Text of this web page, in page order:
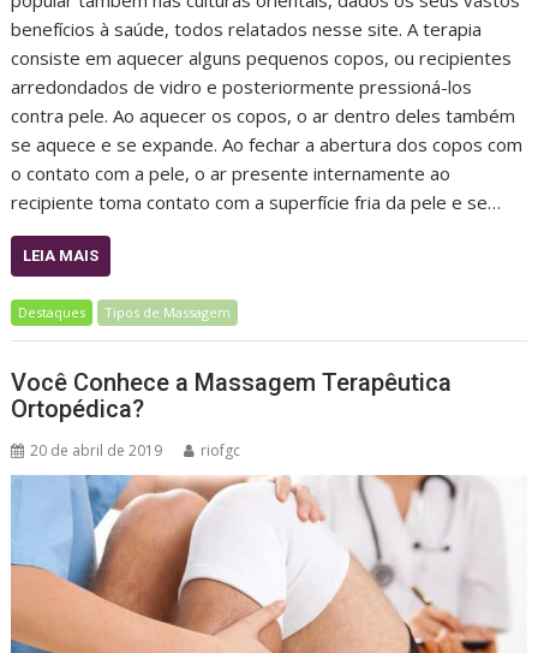
benefícios à saúde, todos relatados nesse site. A terapia
consiste em aquecer alguns pequenos copos, ou recipientes
arredondados de vidro e posteriormente pressioná-los
contra pele. Ao aquecer os copos, o ar dentro deles também
se aquece e se expande. Ao fechar a abertura dos copos com
o contato com a pele, o ar presente internamente ao
recipiente toma contato com a superfície fria da pele e se…
LEIA MAIS
Destaques Tipos de Massagem
Você Conhece a Massagem Terapêutica
Ortopédica?
20 de abril de 2019 riofgc